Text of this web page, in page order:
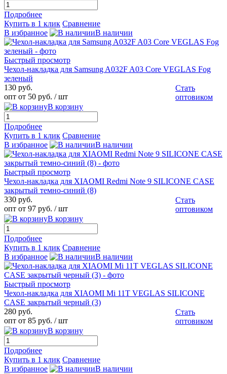
Подробнее
Купить в 1 клик Сравнение
В избранное
В наличии
Быстрый просмотр
Чехол-накладка для Samsung A032F A03 Core VEGLAS Fog
зеленый
130 руб.
опт от 50 руб. / шт
Стать
оптовиком
В корзину
Подробнее
Купить в 1 клик Сравнение
В избранное
В наличии
Быстрый просмотр
Чехол-накладка для XIAOMI Redmi Note 9 SILICONE CASE
закрытый темно-синий (8)
330 руб.
опт от 97 руб. / шт
Стать
оптовиком
В корзину
Подробнее
Купить в 1 клик Сравнение
В избранное
В наличии
Быстрый просмотр
Чехол-накладка для XIAOMI Mi 11T VEGLAS SILICONE
CASE закрытый черный (3)
280 руб.
опт от 85 руб. / шт
Стать
оптовиком
В корзину
Подробнее
Купить в 1 клик Сравнение
В избранное
В наличии